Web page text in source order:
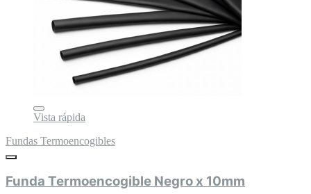
Vista rápida
Fundas Termoencogibles
Funda Termoencogible Negro x 10mm